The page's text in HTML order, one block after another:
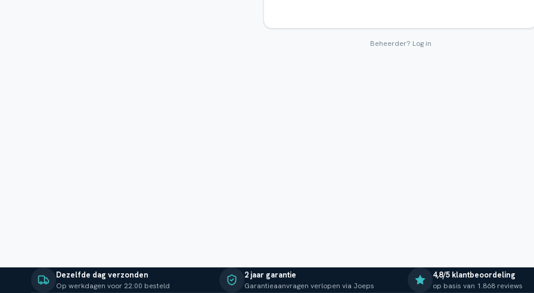
Beheerder? Log in
Dezelfde dag verzonden
Op werkdagen voor 22:00 besteld
2 jaar garantie
Garantieaanvragen verlopen via Joeps
4,8/5 klantbeoordeling
op basis van 1.868 reviews